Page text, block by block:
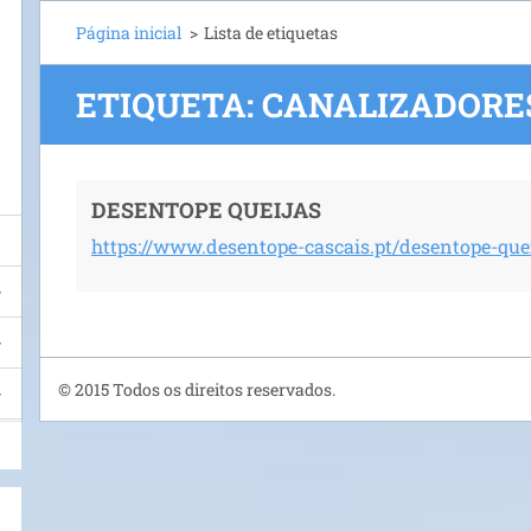
Página inicial > Lista de etiquetas
ETIQUETA:
DESENTOPE QUEIJAS
https://www.desentope-cascais.pt/desentope-
© 2015 Todos os direitos reservados.